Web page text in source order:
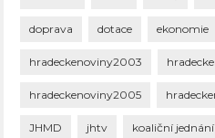
doprava dotace ekonomie
hradeckenoviny2003
hradeckenoviny2005
JHMD jhtv koaliční jednání